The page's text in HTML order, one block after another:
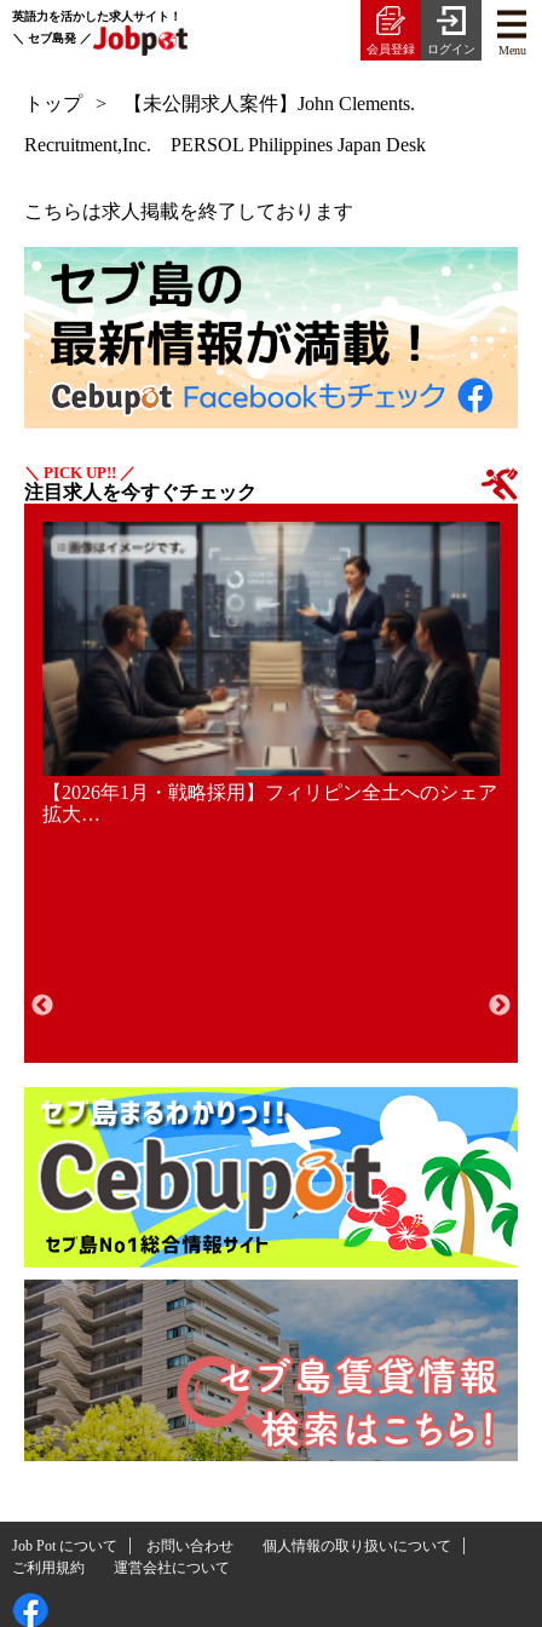
＼ セブ島発 ／
英語力を活かした求人サイト！
Menu
会員登録 ログイン
トップ
【未公開求人案件】John Clements.
Recruitment,Inc. PERSOL Philippines Japan Desk
こちらは求人掲載を終了しております
＼ PICK UP!! ／
注目求人を今すぐチェック
【2026年1月・戦略採用】フィリピン全土へのシェア
拡大…
Job Pot について お問い合わせ
個人情報の取り扱いについて
ご利用規約
運営会社について